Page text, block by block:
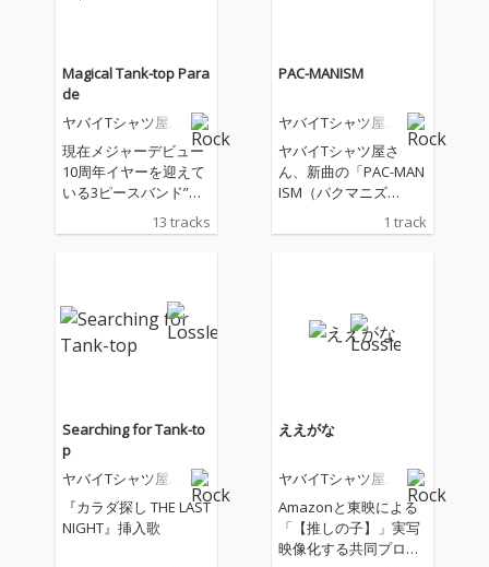
Magical Tank-top Para
de
ヤバイTシャツ屋さ
現在メジャーデビュー
10周年イヤーを迎えて
いる3ピースバンド”ヤ
ん”が、6th FULL ALBU
『村井の恋』エンディ
ングテーマ「す
こ。」、NHK Eテレ
ニング曲「恐竜 ～Dyn
amaite Soul～」、
【推しの子】ドラマシ
リーズ 第5話主題歌
「ええがな」、映画
『カラダ探し THE LAST
13 tracks
PAC-MANISM
ヤバイTシャツ屋さ
ヤバイTシャツ屋さ
ん、新曲の「PAC-MAN
ISM（パクマニズ
ス。 新曲「PAC-MA
る"といったゲームの世
界をモチーフに制作さ
た一曲。
1 track
Searching for Tank-to
p
ヤバイTシャツ屋さ
『カラダ探し THE LAST
NIGHT』挿入歌
ええがな
ヤバイTシャツ屋さ
Amazonと東映による
「【推しの子】」実写
映像化する共同プロジ